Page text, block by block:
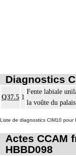
Diagnostics
Q37.5 1
Fente labiale
la voûte du palais
Liste de diagnostics CIM10
Actes CCAM
HBBD098